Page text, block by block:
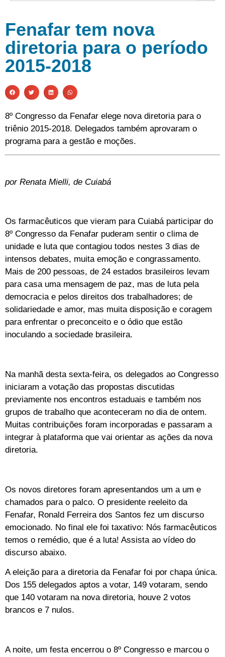
Fenafar tem nova
diretoria para o período
2015-2018
8º Congresso da Fenafar elege nova diretoria para o
triênio 2015-2018. Delegados também aprovaram o
programa para a gestão e moções.
por Renata Mielli, de Cuiabá
Os farmacêuticos que vieram para Cuiabá participar do
8º Congresso da Fenafar puderam sentir o clima de
unidade e luta que contagiou todos nestes 3 dias de
intensos debates, muita emoção e congrassamento.
Mais de 200 pessoas, de 24 estados brasileiros levam
para casa uma mensagem de paz, mas de luta pela
democracia e pelos direitos dos trabalhadores; de
solidariedade e amor, mas muita disposição e coragem
para enfrentar o preconceito e o ódio que estão
inoculando a sociedade brasileira.
Na manhã desta sexta-feira, os delegados ao Congresso
iniciaram a votação das propostas discutidas
previamente nos encontros estaduais e também nos
grupos de trabalho que aconteceram no dia de ontem.
Muitas contribuições foram incorporadas e passaram a
integrar à plataforma que vai orientar as ações da nova
diretoria.
Os novos diretores foram apresentandos um a um e
chamados para o palco. O presidente reeleito da
Fenafar, Ronald Ferreira dos Santos fez um discurso
emocionado. No final ele foi taxativo: Nós farmacêuticos
temos o remédio, que é a luta! Assista ao vídeo do
discurso abaixo.
A eleição para a diretoria da Fenafar foi por chapa única.
Dos 155 delegados aptos a votar, 149 votaram, sendo
que 140 votaram na nova diretoria, houve 2 votos
brancos e 7 nulos.
A noite, um festa encerrou o 8º Congresso e marcou o